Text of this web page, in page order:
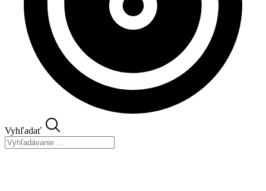
Vyhľadať